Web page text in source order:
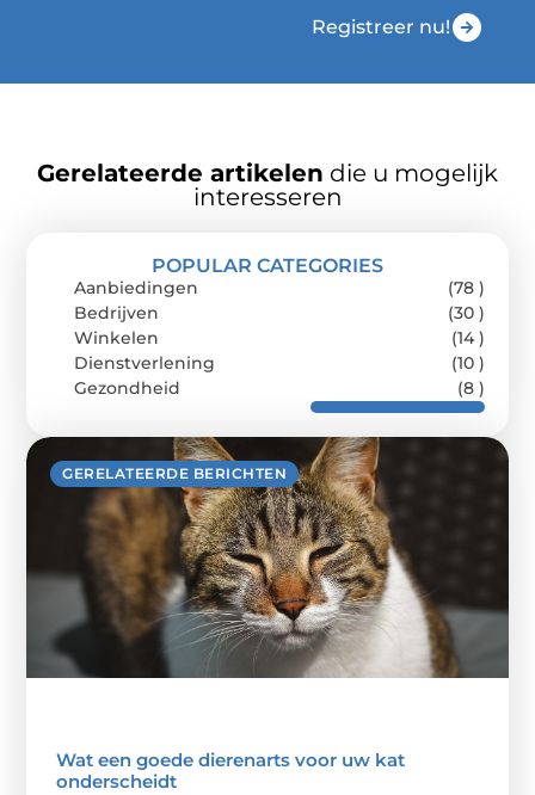
Registreer nu!
Gerelateerde artikelen die u mogelijk
interesseren
GERELATEERDE BERICHTEN
Wat een goede dierenarts voor uw kat
onderscheidt
POPULAR CATEGORIES
Aanbiedingen
(78 )
Bedrijven
(30 )
Winkelen
(14 )
Dienstverlening
(10 )
Gezondheid
(8 )